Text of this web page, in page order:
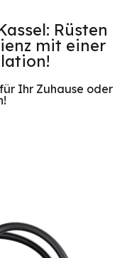
Rüsten
mit einer
Ihr Zuhause oder